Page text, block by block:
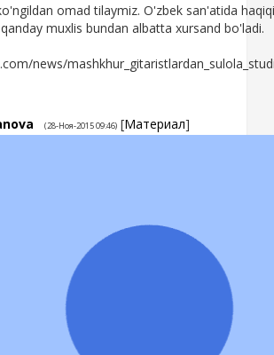
omad tilaymiz. O'zbek san'atida
muxlis bundan albatta xursand bo'ladi.
news/
(28-Ноя-2015 09:46) [Материал]